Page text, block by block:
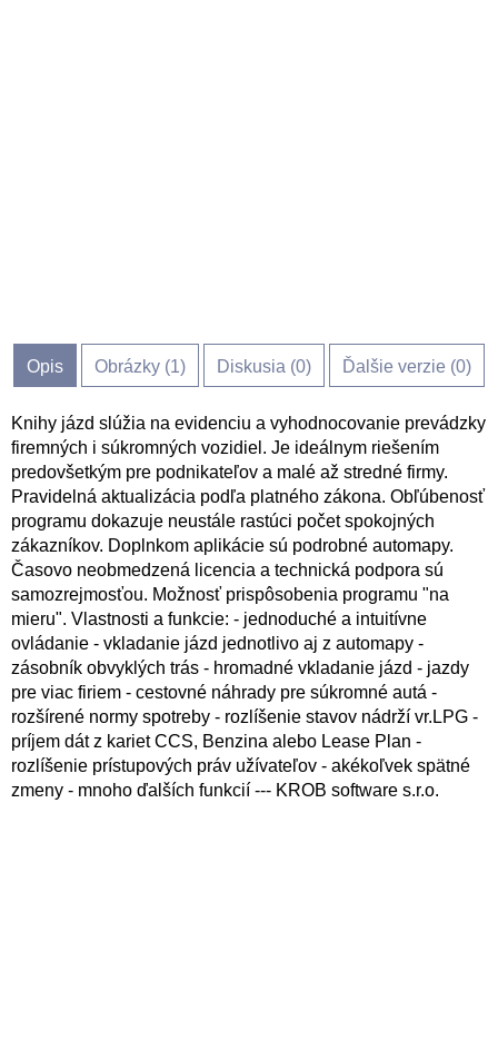
Opis Obrázky (1) Diskusia (0) Ďalšie verzie (0)
Knihy jázd slúžia na evidenciu a vyhodnocovanie prevádzky
firemných i súkromných vozidiel. Je ideálnym riešením
predovšetkým pre podnikateľov a malé až stredné firmy.
Pravidelná aktualizácia podľa platného zákona. Obľúbenosť
programu dokazuje neustále rastúci počet spokojných
zákazníkov. Doplnkom aplikácie sú podrobné automapy.
Časovo neobmedzená licencia a technická podpora sú
samozrejmosťou. Možnosť prispôsobenia programu "na
mieru". Vlastnosti a funkcie: - jednoduché a intuitívne
ovládanie - vkladanie jázd jednotlivo aj z automapy -
zásobník obvyklých trás - hromadné vkladanie jázd - jazdy
pre viac firiem - cestovné náhrady pre súkromné ​​autá -
rozšírené normy spotreby - rozlíšenie stavov nádrží vr.LPG -
príjem dát z kariet CCS, Benzina alebo Lease Plan -
rozlíšenie prístupových práv užívateľov - akékoľvek spätné
zmeny - mnoho ďalších funkcií --- KROB software s.r.o.